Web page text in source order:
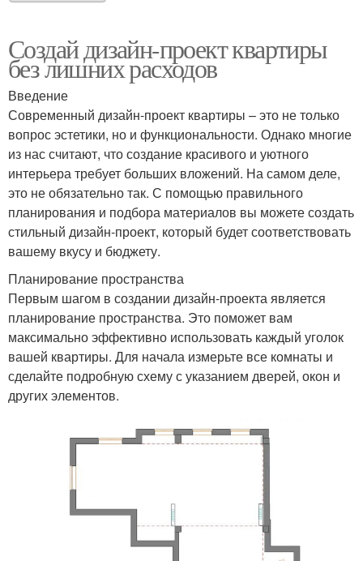
Создай дизайн-проект квартиры
без лишних расходов
Введение
Современный дизайн-проект квартиры – это не только
вопрос эстетики, но и функциональности. Однако многие
из нас считают, что создание красивого и уютного
интерьера требует больших вложений. На самом деле,
это не обязательно так. С помощью правильного
планирования и подбора материалов вы можете создать
стильный дизайн-проект, который будет соответствовать
вашему вкусу и бюджету.
Планирование пространства
Первым шагом в создании дизайн-проекта является
планирование пространства. Это поможет вам
максимально эффективно использовать каждый уголок
вашей квартиры. Для начала измерьте все комнаты и
сделайте подробную схему с указанием дверей, окон и
других элементов.